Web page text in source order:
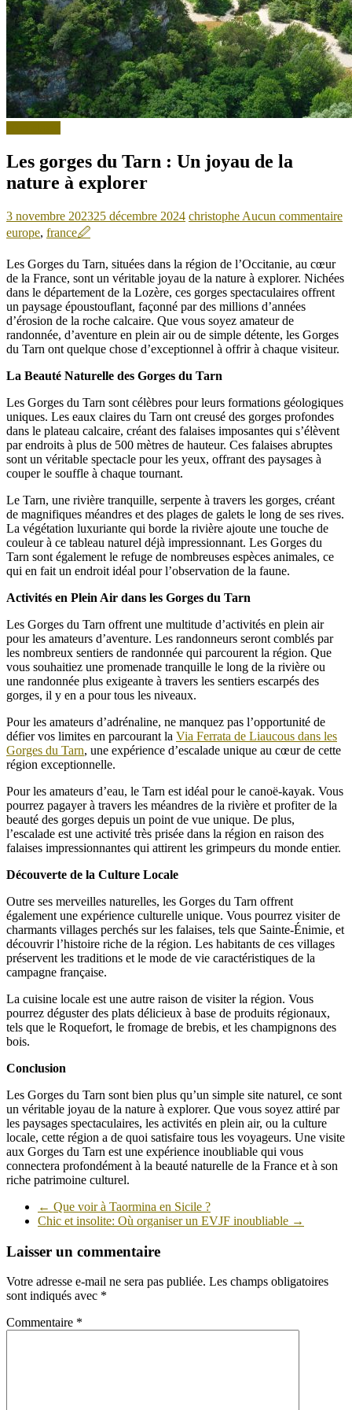
Les gorges du Tarn : Un joyau de la
nature à explorer
3 novembre 202325 décembre 2024 christophe Aucun commentaire
europe, france🖉
Les Gorges du Tarn, situées dans la région de l’Occitanie, au cœur
de la France, sont un véritable joyau de la nature à explorer. Nichées
dans le département de la Lozère, ces gorges spectaculaires offrent
un paysage époustouflant, façonné par des millions d’années
d’érosion de la roche calcaire. Que vous soyez amateur de
randonnée, d’aventure en plein air ou de simple détente, les Gorges
du Tarn ont quelque chose d’exceptionnel à offrir à chaque visiteur.
La Beauté Naturelle des Gorges du Tarn
Les Gorges du Tarn sont célèbres pour leurs formations géologiques
uniques. Les eaux claires du Tarn ont creusé des gorges profondes
dans le plateau calcaire, créant des falaises imposantes qui s’élèvent
par endroits à plus de 500 mètres de hauteur. Ces falaises abruptes
sont un véritable spectacle pour les yeux, offrant des paysages à
couper le souffle à chaque tournant.
Le Tarn, une rivière tranquille, serpente à travers les gorges, créant
de magnifiques méandres et des plages de galets le long de ses rives.
La végétation luxuriante qui borde la rivière ajoute une touche de
couleur à ce tableau naturel déjà impressionnant. Les Gorges du
Tarn sont également le refuge de nombreuses espèces animales, ce
qui en fait un endroit idéal pour l’observation de la faune.
Activités en Plein Air dans les Gorges du Tarn
Les Gorges du Tarn offrent une multitude d’activités en plein air
pour les amateurs d’aventure. Les randonneurs seront comblés par
les nombreux sentiers de randonnée qui parcourent la région. Que
vous souhaitiez une promenade tranquille le long de la rivière ou
une randonnée plus exigeante à travers les sentiers escarpés des
gorges, il y en a pour tous les niveaux.
Pour les amateurs d’adrénaline, ne manquez pas l’opportunité de
défier vos limites en parcourant la Via Ferrata de Liaucous dans les
Gorges du Tarn, une expérience d’escalade unique au cœur de cette
région exceptionnelle.
Pour les amateurs d’eau, le Tarn est idéal pour le canoë-kayak. Vous
pourrez pagayer à travers les méandres de la rivière et profiter de la
beauté des gorges depuis un point de vue unique. De plus,
l’escalade est une activité très prisée dans la région en raison des
falaises impressionnantes qui attirent les grimpeurs du monde entier.
Découverte de la Culture Locale
Outre ses merveilles naturelles, les Gorges du Tarn offrent
également une expérience culturelle unique. Vous pourrez visiter de
charmants villages perchés sur les falaises, tels que Sainte-Énimie, et
découvrir l’histoire riche de la région. Les habitants de ces villages
préservent les traditions et le mode de vie caractéristiques de la
campagne française.
La cuisine locale est une autre raison de visiter la région. Vous
pourrez déguster des plats délicieux à base de produits régionaux,
tels que le Roquefort, le fromage de brebis, et les champignons des
bois.
Conclusion
Les Gorges du Tarn sont bien plus qu’un simple site naturel, ce sont
un véritable joyau de la nature à explorer. Que vous soyez attiré par
les paysages spectaculaires, les activités en plein air, ou la culture
locale, cette région a de quoi satisfaire tous les voyageurs. Une visite
aux Gorges du Tarn est une expérience inoubliable qui vous
connectera profondément à la beauté naturelle de la France et à son
riche patrimoine culturel.
← Que voir à Taormina en Sicile ?
Chic et insolite: Où organiser un EVJF inoubliable →
Laisser un commentaire
Votre adresse e-mail ne sera pas publiée. Les champs obligatoires
sont indiqués avec *
Commentaire *